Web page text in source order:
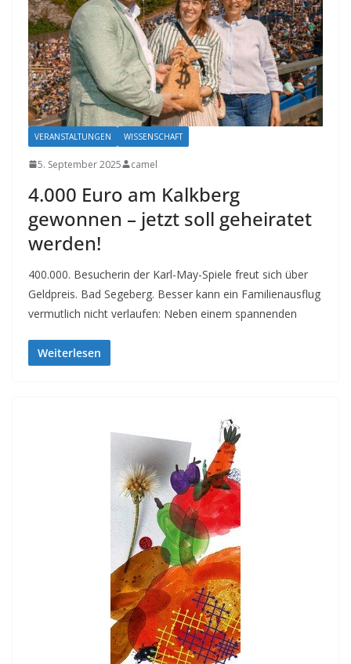
VERANSTALTUNGEN WISSENSCHAFT
5. September 2025 camel
4.000 Euro am Kalkberg
gewonnen – jetzt soll geheiratet
werden!
400.000. Besucherin der Karl-May-Spiele freut sich über
Geldpreis. Bad Segeberg. Besser kann ein Familienausflug
vermutlich nicht verlaufen: Neben einem spannenden
Weiterlesen